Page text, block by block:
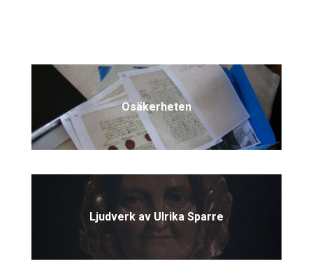
Osäkerheten
Ljudverk av Ulrika Sparre